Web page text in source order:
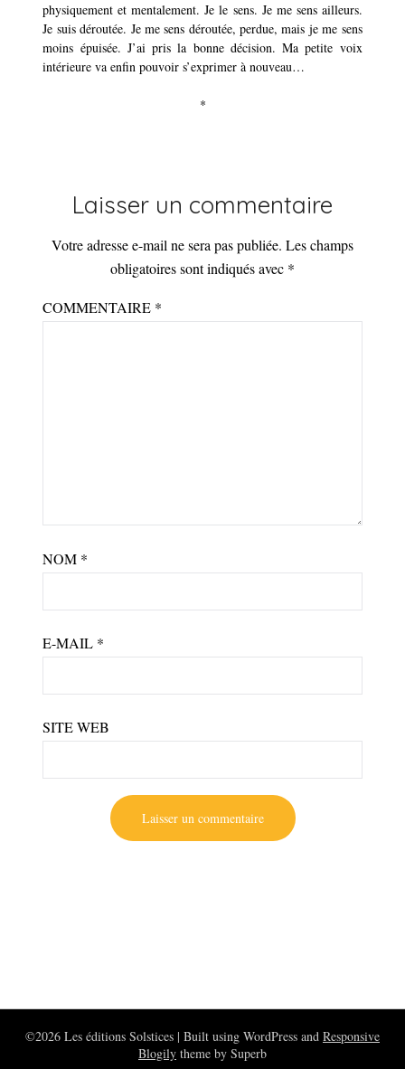
physiquement et mentalement. Je le sens. Je me sens ailleurs.
Je suis déroutée. Je me sens déroutée, perdue, mais je me sens
moins épuisée. J’ai pris la bonne décision. Ma petite voix
intérieure va enfin pouvoir s’exprimer à nouveau…
*
Laisser un commentaire
Votre adresse e-mail ne sera pas publiée. Les champs
obligatoires sont indiqués avec *
COMMENTAIRE *
NOM *
E-MAIL *
SITE WEB
©2026 Les éditions Solstices | Built using WordPress and Responsive
Blogily theme by Superb